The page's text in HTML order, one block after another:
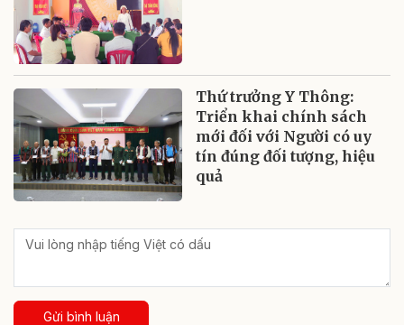
Thứ trưởng Y Thông:
Triển khai chính sách
mới đối với Người có uy
tín đúng đối tượng, hiệu
quả
Gửi bình luận